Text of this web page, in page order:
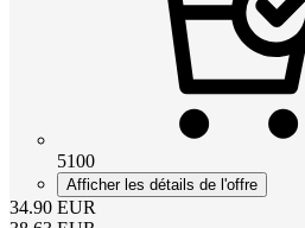
5100
Afficher les détails de l'offre
34.90 EUR